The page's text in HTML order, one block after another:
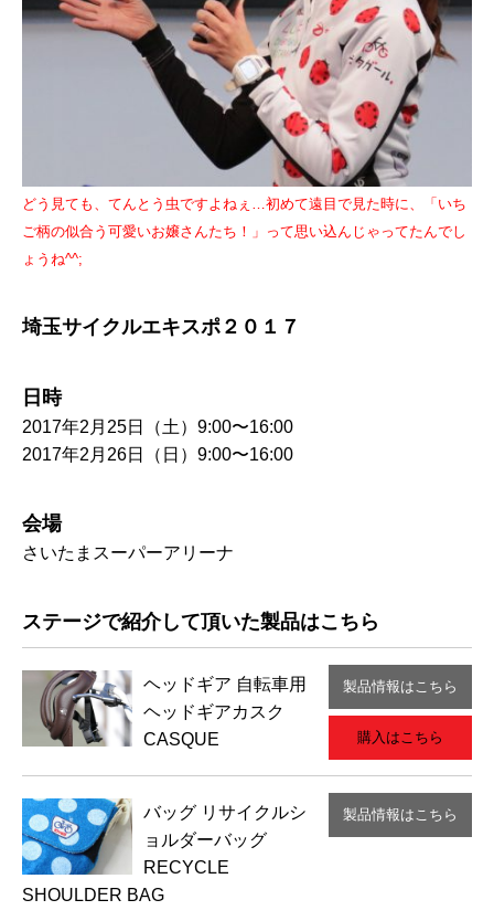
どう見ても、てんとう虫ですよねぇ…初めて遠目で見た時に、「いち
ご柄の似合う可愛いお嬢さんたち！」って思い込んじゃってたんでし
ょうね^^;
埼玉サイクルエキスポ２０１７
日時
2017年2月25日（土）9:00〜16:00
2017年2月26日（日）9:00〜16:00
会場
さいたまスーパーアリーナ
ステージで紹介して頂いた製品はこちら
ヘッドギア 自転車用
ヘッドギアカスク
CASQUE
製品情報はこちら
購入はこちら
バッグ リサイクルシ
ョルダーバッグ
RECYCLE
SHOULDER BAG
製品情報はこちら